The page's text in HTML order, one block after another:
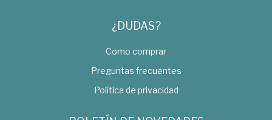
¿DUDAS?
Como comprar
Preguntas frecuentes
Política de privacidad